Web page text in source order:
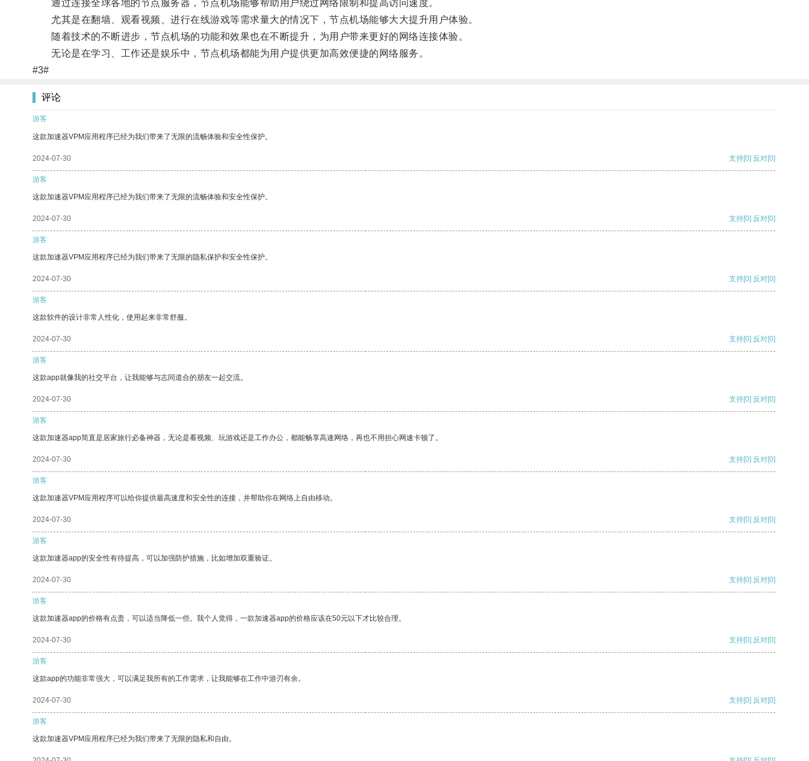
通过连接全球各地的节点服务器，节点机场能够帮助用户绕过网络限制和提高访问速度。
尤其是在翻墙、观看视频、进行在线游戏等需求量大的情况下，节点机场能够大大提升用户体验。
随着技术的不断进步，节点机场的功能和效果也在不断提升，为用户带来更好的网络连接体验。
无论是在学习、工作还是娱乐中，节点机场都能为用户提供更加高效便捷的网络服务。
#3#
评论
游客
这款加速器VPM应用程序已经为我们带来了无限的流畅体验和安全性保护。
2024-07-30 支持[0] 反对[0]
游客
这款加速器VPM应用程序已经为我们带来了无限的流畅体验和安全性保护。
2024-07-30 支持[0] 反对[0]
游客
这款加速器VPM应用程序已经为我们带来了无限的隐私保护和安全性保护。
2024-07-30 支持[0] 反对[0]
游客
这款软件的设计非常人性化，使用起来非常舒服。
2024-07-30 支持[0] 反对[0]
游客
这款app就像我的社交平台，让我能够与志同道合的朋友一起交流。
2024-07-30 支持[0] 反对[0]
游客
这款加速器app简直是居家旅行必备神器，无论是看视频、玩游戏还是工作办公，都能畅享高速网络，再也不用担心网速卡顿了。
2024-07-30 支持[0] 反对[0]
游客
这款加速器VPM应用程序可以给你提供最高速度和安全性的连接，并帮助你在网络上自由移动。
2024-07-30 支持[0] 反对[0]
游客
这款加速器app的安全性有待提高，可以加强防护措施，比如增加双重验证。
2024-07-30 支持[0] 反对[0]
游客
这款加速器app的价格有点贵，可以适当降低一些。我个人觉得，一款加速器app的价格应该在50元以下才比较合理。
2024-07-30 支持[0] 反对[0]
游客
这款app的功能非常强大，可以满足我所有的工作需求，让我能够在工作中游刃有余。
2024-07-30 支持[0] 反对[0]
游客
这款加速器VPM应用程序已经为我们带来了无限的隐私和自由。